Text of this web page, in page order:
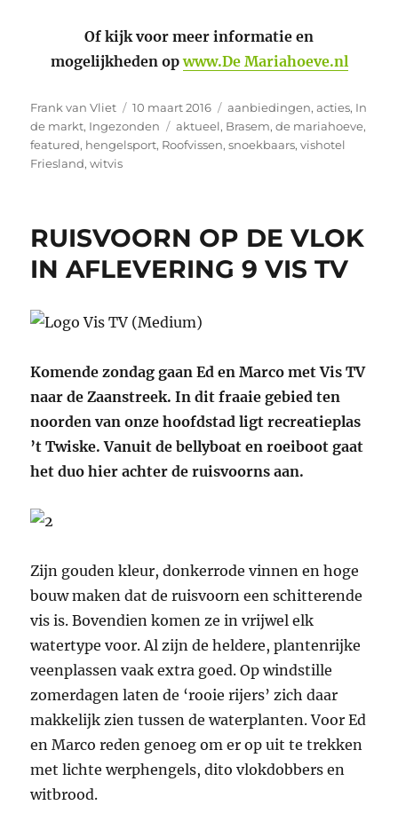
Of kijk voor meer informatie en
mogelijkheden opwww.De Mariahoeve.nl
Auteur
Frank van Vliet
Geplaatst
op
10 maart 2016 Categorieën
aanbiedingen,acties, In
de markt, Ingezonden Tags
aktueel, Brasem,de mariahoeve,
featured, hengelsport, Roofvissen,snoekbaars,vishotel
Friesland,witvis
RUISVOORN OP DE VLOK
IN AFLEVERING 9 VIS TV
Komende zondag gaan Ed en Marco met Vis TV
naar de Zaanstreek. In dit fraaie gebied ten
noorden van onze hoofdstad ligt recreatieplas
’t Twiske. Vanuit de bellyboat en roeiboot gaat
het duo hier achter de ruisvoorns aan.
Zijn gouden kleur, donkerrode vinnen en hoge
bouw maken dat de ruisvoorn een schitterende
vis is. Bovendien komen ze in vrijwel elk
watertype voor. Al zijn de heldere, plantenrijke
veenplassen vaak extra goed. Op windstille
zomerdagen laten de ‘rooie rijers’ zich daar
makkelijk zien tussen de waterplanten. Voor Ed
en Marco reden genoeg om er op uit te trekken
met lichte werphengels, dito vlokdobbers en
witbrood.